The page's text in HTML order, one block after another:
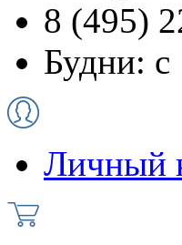
8 (495)
Будни: с
Личный